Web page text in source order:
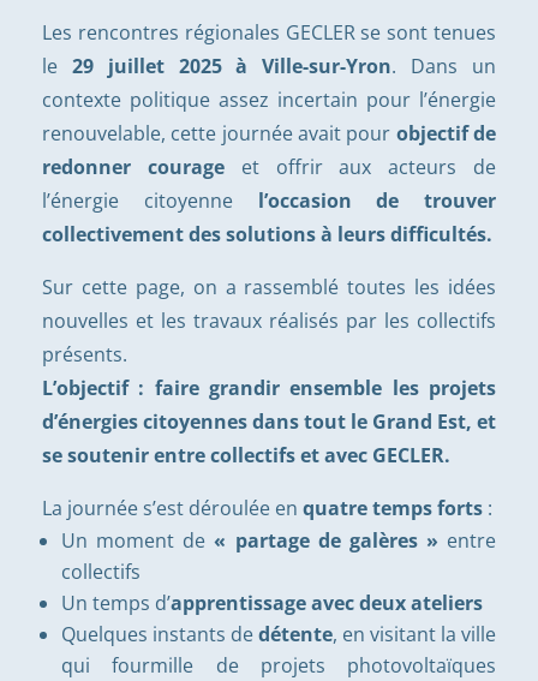
Les rencontres régionales GECLER se sont tenues
le 29 juillet 2025 à Ville-sur-Yron. Dans un
contexte politique assez incertain pour l’énergie
renouvelable, cette journée avait pour objectif de
redonner courageet offrir aux acteurs de
l’énergie citoyenne l’occasion de trouver
collectivement des solutions à leurs difficultés.
Sur cette page, on a rassemblé toutes les idées
nouvelles et les travaux réalisés par les collectifs
présents.
L’objectif : faire grandir ensemble les projets
d’énergies citoyennes dans tout le Grand Est, et
se soutenir entre collectifs et avec GECLER.
La journée s’est déroulée en quatre temps forts :
Un moment de« partage de galères » entre
collectifs
Un temps d’apprentissage avec deux ateliers
Quelques instants dedétente, en visitant la ville
qui fourmille de projets photovoltaïques